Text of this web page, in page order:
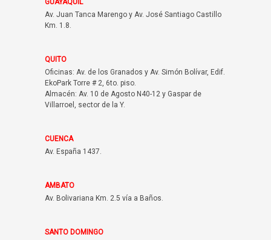
GUAYAQUIL
Av. Juan Tanca Marengo y Av. José Santiago Castillo
Km. 1.8.
QUITO
Oficinas: Av. de los Granados y Av. Simón Bolívar, Edif.
EkoPark Torre # 2, 6to. piso.
Almacén: Av. 10 de Agosto N40-12 y Gaspar de
Villarroel, sector de la Y.
CUENCA
Av. España 1437.
AMBATO
Av. Bolivariana Km. 2.5 vía a Baños.
SANTO DOMINGO